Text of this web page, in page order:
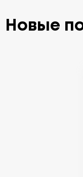
Новые